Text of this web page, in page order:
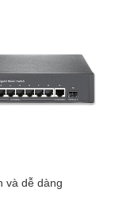
và dễ dàng